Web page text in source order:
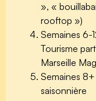
», «
rooftop »)
Semaines 6-
Tourisme
Marseille
Semaines 8+
saisonnière